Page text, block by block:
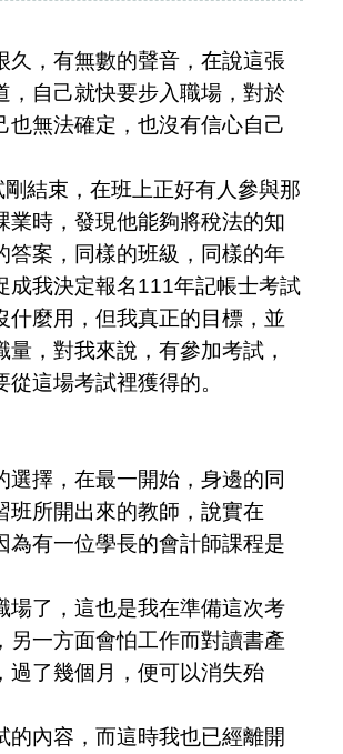
，有無數的聲音，在說這張
，自己就快要步入職場，對於
無法確定，也沒有信心自己
結束，在班上正好有人參與那
時，發現他能夠將稅法的知
答案，同樣的班級，同樣的年
成我決定報名111年記帳士考試
什麼用，但我真正的目標，並
，對我來說，有參加考試，
這場考試裡獲得的。
擇，在最一開始，身邊的同
班所開出來的教師，說實在
為有一位學長的會計師課程是
場了，這也是我在準備這次考
一方面會怕工作而對讀書產
過了幾個月，便可以消失殆
內容，而這時我也已經離開